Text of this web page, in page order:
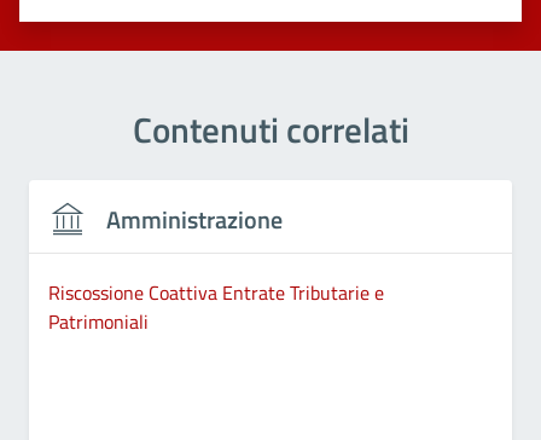
Valuta 5 stelle su 5
Valuta 4 stelle su 5
Valuta 3 stelle su 5
Valuta 2 stelle su 5
Valuta 1 stelle su 5
Contenuti correlati
Amministrazione
Riscossione Coattiva Entrate Tributarie e
Patrimoniali